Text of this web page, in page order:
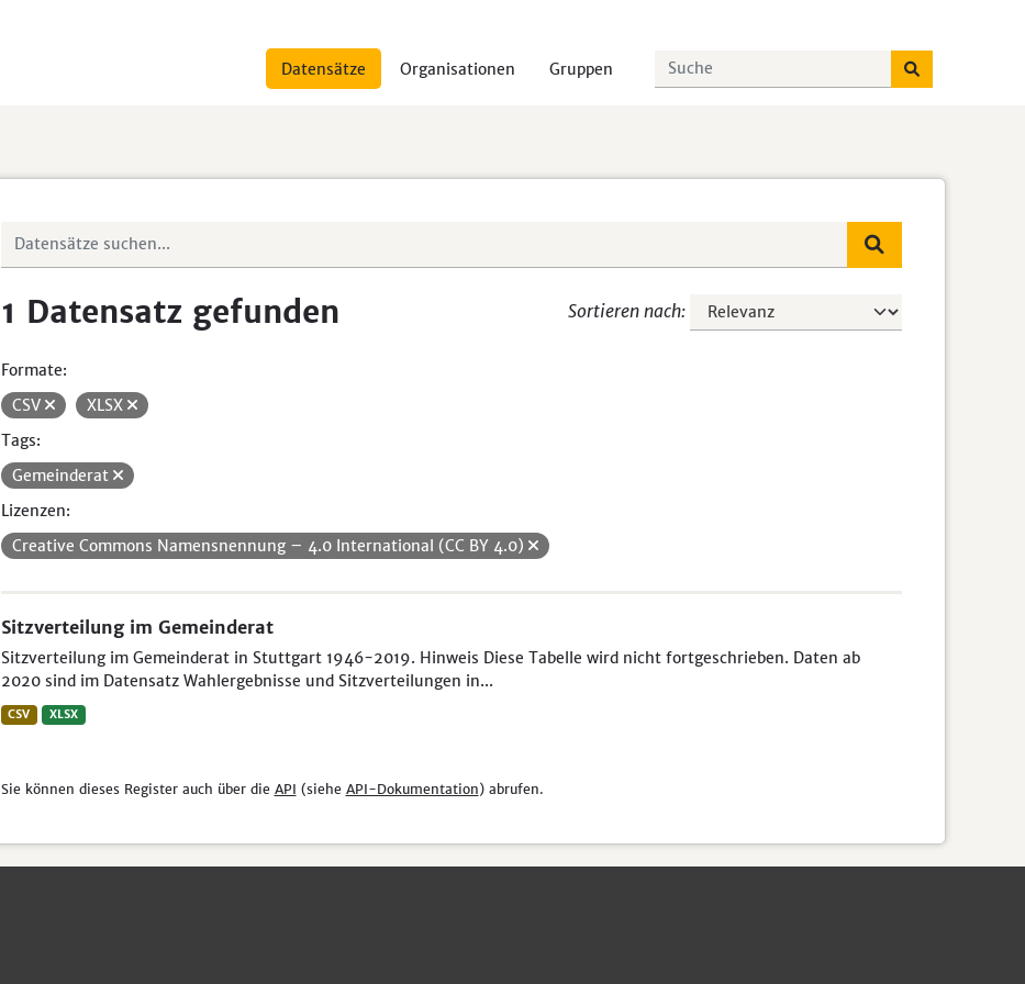
Datensätze Organisationen Gruppen
Sortieren nach
1 Datensatz gefunden
Formate:
CSV
XLSX
Tags:
Gemeinderat
Lizenzen:
Creative Commons Namensnennung – 4.0 International (CC BY 4.0)
Sitzverteilung im Gemeinderat
Sitzverteilung im Gemeinderat in Stuttgart 1946-2019. Hinweis Diese Tabelle wird nicht fortgeschrieben. Daten ab
2020 sind im Datensatz Wahlergebnisse und Sitzverteilungen in...
CSV XLSX
Sie können dieses Register auch über die API (siehe API-Dokumentation) abrufen.